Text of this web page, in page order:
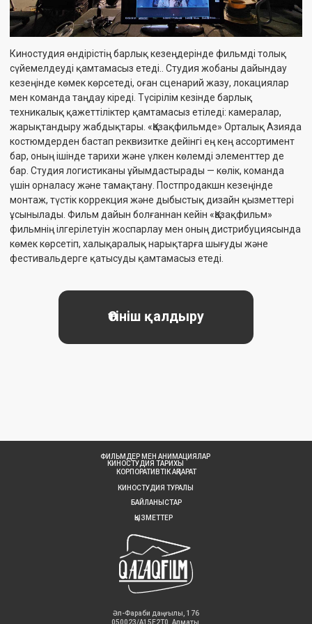
Өтініш қалдыру
фестивальдерге қатысуды қамтамасыз етеді.
КОРПОРАТИВТІК АҚПАРАТ
КИНОСТУДИЯ ТУРАЛЫ
ҚЫЗМЕТТЕР
БАЙЛАНЫСТАР
ФИЛЬМДЕР МЕН АНИМАЦИЯЛАР
КИНОСТУДИЯ ТАРИХЫ
Әл-Фараби даңғылы, 176
050023/A15E2T0, Алматы,